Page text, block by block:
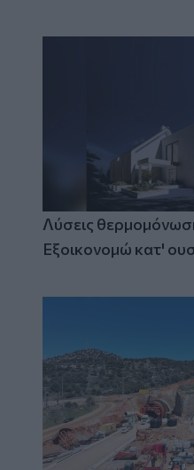
Λύσεις
Εξοικονομώ κατ'